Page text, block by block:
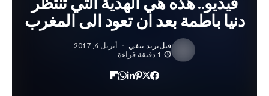
باطمة بعد ان تعود الى المغرب
بريد تيفي
أبريل 4, 2017